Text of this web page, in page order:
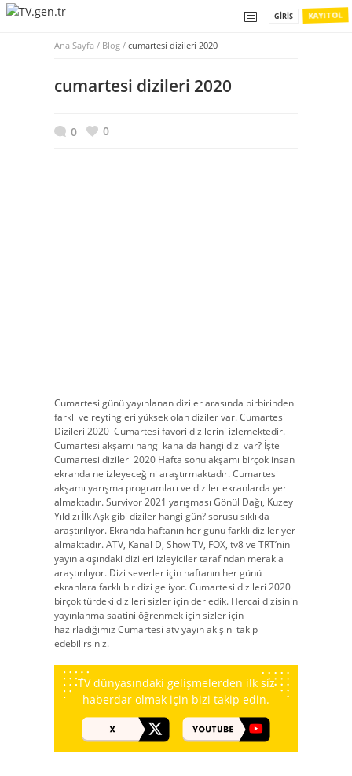
KAYIT OL
GIRIŞ
Ana Sayfa / Blog / cumartesi dizileri 2020
cumartesi dizileri 2020
0 0
Cumartesi günü yayınlanan diziler arasında birbirinden
farklı ve reytingleri yüksek olan diziler var. Cumartesi
Dizileri 2020 Cumartesi favori dizilerini izlemektedir.
Cumartesi akşamı hangi kanalda hangi dizi var? İşte
Cumartesi dizileri 2020 Hafta sonu akşamı birçok insan
ekranda ne izleyeceğini araştırmaktadır. Cumartesi
akşamı yarışma programları ve diziler ekranlarda yer
almaktadır. Survivor 2021 yarışması Gönül Dağı, Kuzey
Yıldızı İlk Aşk gibi diziler hangi gün? sorusu sıklıkla
araştırılıyor. Ekranda haftanın her günü farklı diziler yer
almaktadır. ATV, Kanal D, Show TV, FOX, tv8 ve TRT’nin
yayın akışındaki dizileri izleyiciler tarafından merakla
araştırılıyor. Dizi severler için haftanın her günü
ekranlara farklı bir dizi geliyor. Cumartesi dizileri 2020
birçok türdeki dizileri sizler için derledik. Hercai dizisinin
yayınlanma saatini öğrenmek için sizler için
hazırladığımız Cumartesi atv yayın akışını takip
edebilirsiniz.
TV dünyasındaki gelişmelerden ilk siz
haberdar olmak için bizi takip edin.